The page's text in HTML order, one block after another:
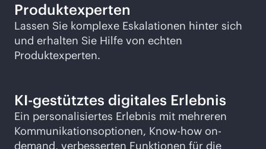
Produktexperten
Lassen Sie komplexe Eskalationen hinter sich
und erhalten Sie Hilfe von echten
Produktexperten.
KI-gestütztes digitales Erlebnis
Ein personalisiertes Erlebnis mit mehreren
Kommunikationsoptionen, Know-how on-
demand, verbesserten Funktionen für die